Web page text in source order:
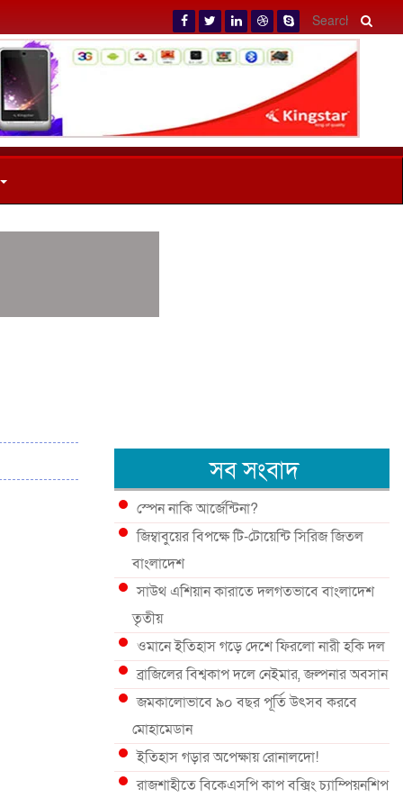
সব সংবাদ
স্পেন নাকি আর্জেন্টিনা?
জিম্বাবুয়ের বিপক্ষে টি-টোয়েন্টি সিরিজ জিতল
বাংলাদেশ
সাউথ এশিয়ান কারাতে দলগতভাবে বাংলাদেশ
তৃতীয়
ওমানে ইতিহাস গড়ে দেশে ফিরলো নারী হকি দল
ব্রাজিলের বিশ্বকাপ দলে নেইমার, জল্পনার অবসান
জমকালোভাবে ৯০ বছর পূর্তি উৎসব করবে
মোহামেডান
ইতিহাস গড়ার অপেক্ষায় রোনালদো!
রাজশাহীতে বিকেএসপি কাপ বক্সিং চ্যাম্পিয়নশিপ